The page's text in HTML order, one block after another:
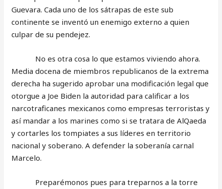
Guevara. Cada uno de los sátrapas de este sub
continente se inventó un enemigo externo a quien
culpar de su pendejez.
No es otra cosa lo que estamos viviendo ahora.
Media docena de miembros republicanos de la extrema
derecha ha sugerido aprobar una modificación legal que
otorgue a Joe Biden la autoridad para calificar a los
narcotraficanes mexicanos como empresas terroristas y
así mandar a los marines como si se tratara de AlQaeda
y cortarles los tompiates a sus líderes en territorio
nacional y soberano. A defender la soberanía carnal
Marcelo.
Preparémonos pues para treparnos a la torre